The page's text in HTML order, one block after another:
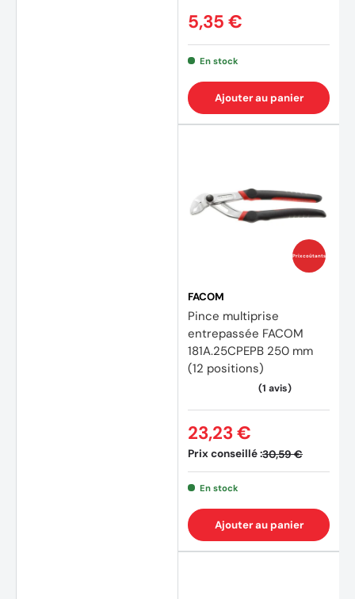
5,35 €
En stock
Ajouter au panier
Prix coûtants
FACOM
Pince multiprise
entrepassée FACOM
181A.25CPEPB 250 mm
(12 positions)
Prix conseillé :30,59 €
23,23 €
En stock
Ajouter au panier